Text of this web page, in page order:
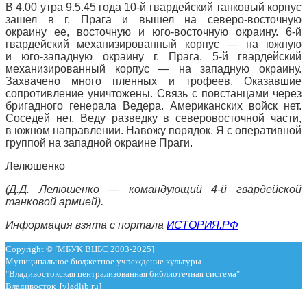
В 4.00 утра 9.5.45 года 10-й гвардейский танковый корпус
зашел в г. Прага и вышел на северо-восточную
окраину ее, восточную и юго-восточную окраину. 6-й
гвардейский механизированный корпус — на южную
и юго-западную окраину г. Прага. 5-й гвардейский
механизированный корпус — на западную окраину.
Захвачено много пленных и трофеев. Оказавшие
сопротивление уничтожены. Связь с повстанцами через
бригадного генерала Ведера. Американских войск нет.
Соседей нет. Веду разведку в северовосточной части,
в южном направлении. Навожу порядок. Я с оперативной
группой на западной окраине Праги.
Лелюшенко
(Д.Д. Лелюшенко — командующий 4-й гвардейской
танковой армией).
Информация взята с портала ИСТОРИЯ.РФ
Copyright © [МБУК ВЦБС 2003-2025]
Муниципальное бюджетное учреждение культуры
"Владивостокская централизованная библиотечная система"
Владивосток [vladlib.ru]